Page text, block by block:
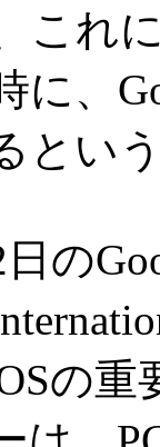
これ
に、
とい
の
の